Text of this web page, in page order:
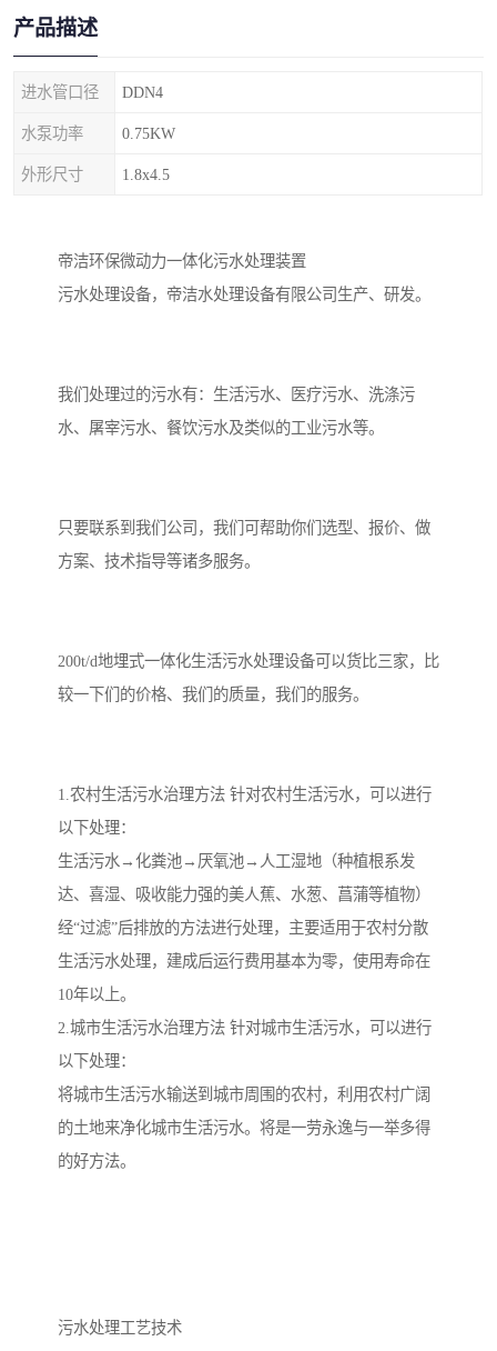
产品描述
进水管口径 DDN4
水泵功率 0.75KW
外形尺寸 1.8x4.5
帝洁环保微动力一体化污水处理装置
污水处理设备，帝洁水处理设备有限公司生产、研发。
我们处理过的污水有：生活污水、医疗污水、洗涤污
水、屠宰污水、餐饮污水及类似的工业污水等。
只要联系到我们公司，我们可帮助你们选型、报价、做
方案、技术指导等诸多服务。
200t/d地埋式一体化生活污水处理设备可以货比三家，比
较一下们的价格、我们的质量，我们的服务。
1.农村生活污水治理方法 针对农村生活污水，可以进行
以下处理：
生活污水→化粪池→厌氧池→人工湿地（种植根系发
达、喜湿、吸收能力强的美人蕉、水葱、菖蒲等植物）
经“过滤”后排放的方法进行处理，主要适用于农村分散
生活污水处理，建成后运行费用基本为零，使用寿命在
10年以上。
2.城市生活污水治理方法 针对城市生活污水，可以进行
以下处理：
将城市生活污水输送到城市周围的农村，利用农村广阔
的土地来净化城市生活污水。将是一劳永逸与一举多得
的好方法。
污水处理工艺技术
备
生活一体化污水处理设备
复合二氧化氯发生器污水
处理设备
屠宰场一体化污水处理设
备设备
城乡生活污水处理设备设 MBR膜污水处理设备
印刷厂污水处理设备 二级生化污水处理设备
风景区生活污水处理一体
备
成套生活污水处理设备 小型污水处理设备
金属配件洗涤污水处理设 小型一体化污水处理设备
微动力污水处理设备
接触式一体化污水处理设 化粪池一体化污水处理设
淀粉污水处理设备
净水设备反渗透
喷漆污水处理设备 污水处理设备设备生产厂
屠宰场一体化污水处设备
汽车污水处理设备